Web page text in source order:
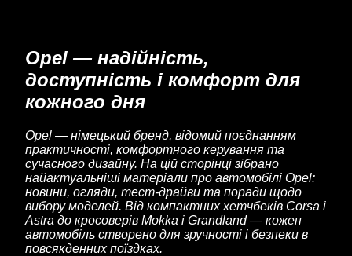
Opel — надійність,
доступність і комфорт для
кожного дня
Opel — німецький бренд, відомий поєднанням
практичності, комфортного керування та
сучасного дизайну. На цій сторінці зібрано
найактуальніші матеріали про автомобілі Opel:
новини, огляди, тест-драйви та поради щодо
вибору моделей. Від компактних хетчбеків Corsa і
Astra до кросоверів Mokka і Grandland — кожен
автомобіль створено для зручності і безпеки в
повсякденних поїздках.